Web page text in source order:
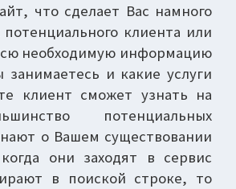
что сделает Вас намного
клиента или
необходимую информацию
и какие услуги
клиент сможет узнать на
потенциальных
о Вашем существовании
они заходят в сервис
в поиской строке, то